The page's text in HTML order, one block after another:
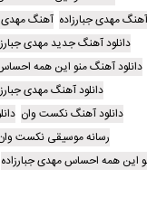
آهنگ مهدی جبارزاده آهنگ مهدی
دانلود آهنگ جدید مهدی
دانلود آهنگ منو این همه احساس
دانلود آهنگ مهدی
دانلود آهنگ نکست وان
رسانه موسیقی نکست
این همه احساس مهدی جبارزاده